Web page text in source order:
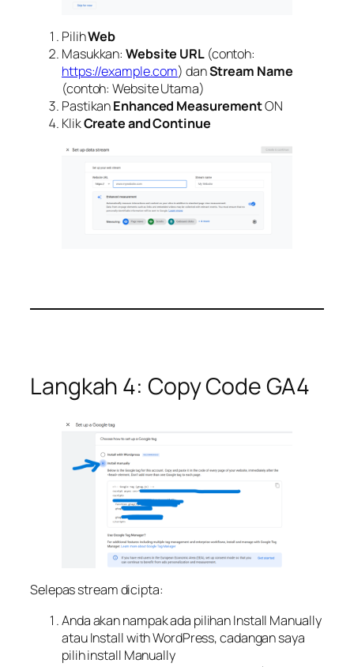
PilihWeb
Masukkan: Website URL(contoh:
https://example.com) danStream Name
(contoh: Website Utama)
PastikanEnhanced MeasurementON
KlikCreate and Continue
Langkah 4: Copy Code GA4
Selepas stream dicipta:
Anda akan nampak ada pilihan Install Manually
atau Install with WordPress, cadangan saya
pilih install Manually